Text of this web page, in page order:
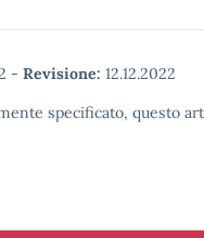
- Revisione: 12.12.2022
specificato, questo